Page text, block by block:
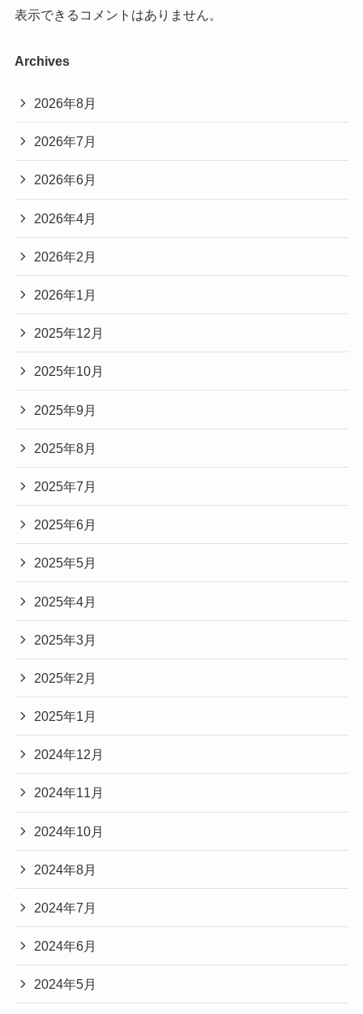
表示できるコメントはありません。
Archives
2026年8月
2026年7月
2026年6月
2026年4月
2026年2月
2026年1月
2025年12月
2025年10月
2025年9月
2025年8月
2025年7月
2025年6月
2025年5月
2025年4月
2025年3月
2025年2月
2025年1月
2024年12月
2024年11月
2024年10月
2024年8月
2024年7月
2024年6月
2024年5月